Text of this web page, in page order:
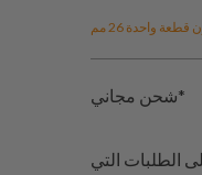
واحدة 26 مم
شحن مجاني*
الطلبات التي